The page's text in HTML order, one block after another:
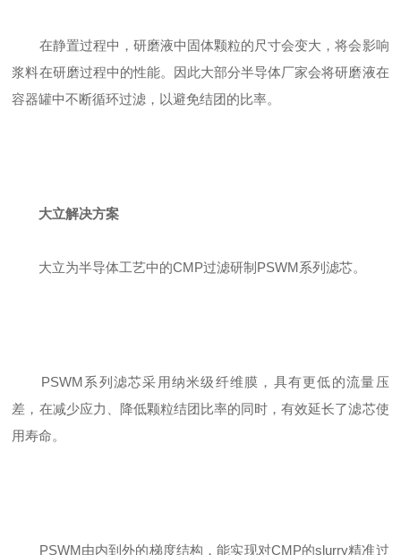
在静置过程中，研磨液中固体颗粒的尺寸会变大，将会影响
浆料在研磨过程中的性能。因此大部分半导体厂家会将研磨液在
容器罐中不断循环过滤，以避免结团的比率。
大立解决方案
大立为半导体工艺中的CMP过滤研制PSWM系列滤芯。
PSWM系列滤芯采用纳米级纤维膜，具有更低的流量压
差，在减少应力、降低颗粒结团比率的同时，有效延长了滤芯使
用寿命。
PSWM由内到外的梯度结构，能实现对CMP的slurry精准过